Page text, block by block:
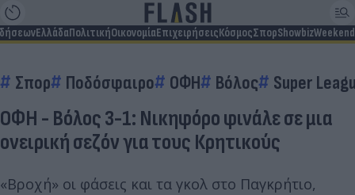
ΕλλάδαΠολιτικήΟικονομίαΕπιχειρήσειςΚόσμοςΣπορShowbizWeekend
Σπορ Ποδόσφαιρο ΟΦΗ Βόλος Super
ΟΦΗ - Βόλος 3-1: Νικηφόρο φινάλε σε μια
ονειρική σεζόν για τους Κρητικούς
«Βροχή» οι φάσεις και τα γκολ στο Παγκρήτιο,